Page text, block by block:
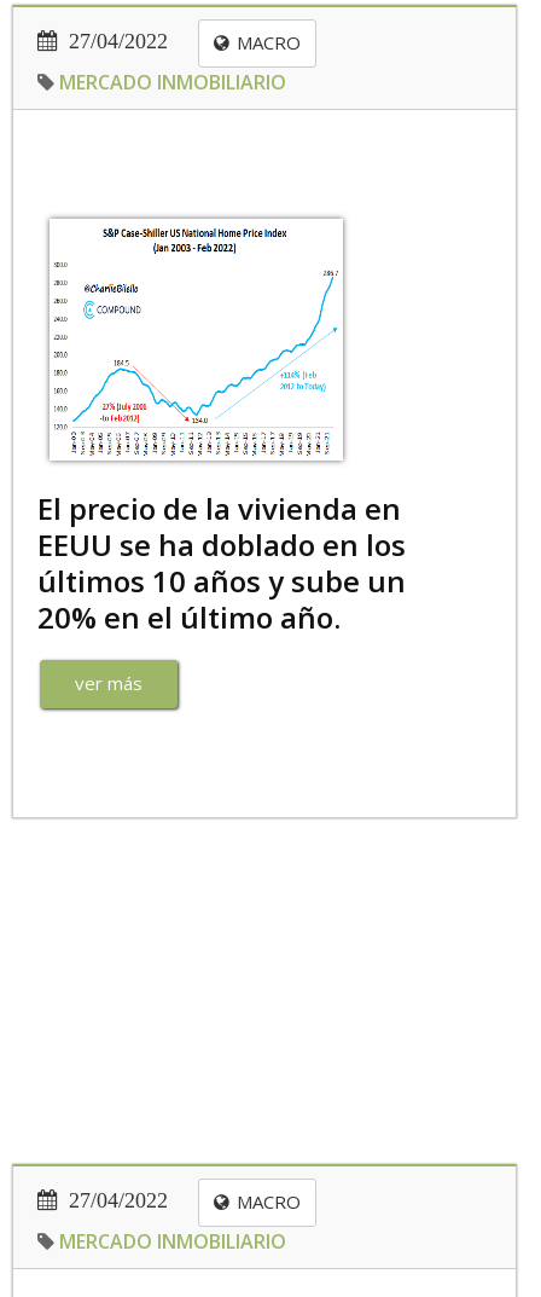
27/04/2022 MACRO
MERCADO INMOBILIARIO
El precio de la vivienda en
EEUU se ha doblado en los
últimos 10 años y sube un
20% en el último año.
ver más
27/04/2022 MACRO
MERCADO INMOBILIARIO